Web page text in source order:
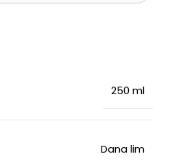
250 ml
Dana lim